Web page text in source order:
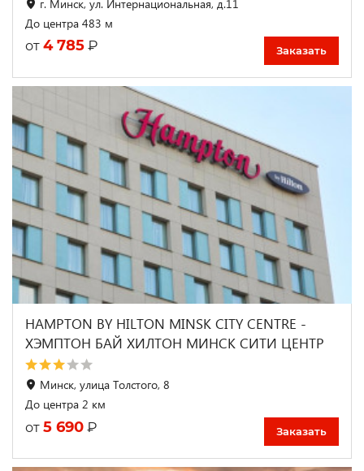
г. Минск, ул. Интернациональная, д.11
До центра 483 м
от 4 785 ₽ Заказать
HAMPTON BY HILTON MINSK CITY CENTRE -
ХЭМПТОН БАЙ ХИЛТОН МИНСК СИТИ ЦЕНТР
Минск, улица Толстого, 8
До центра 2 км
от 5 690 ₽ Заказать